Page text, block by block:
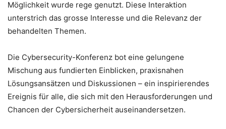
Möglichkeit wurde rege genutzt. Diese Interaktion
unterstrich das grosse Interesse und die Relevanz der
behandelten Themen.
Die Cybersecurity-Konferenz bot eine gelungene
Mischung aus fundierten Einblicken, praxisnahen
Lösungsansätzen und Diskussionen – ein inspirierendes
Ereignis für alle, die sich mit den Herausforderungen und
Chancen der Cybersicherheit auseinandersetzen.